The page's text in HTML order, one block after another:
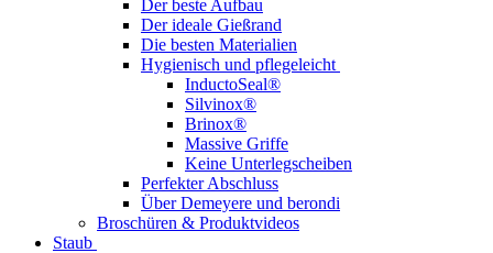
Der beste Aufbau
Der ideale Gießrand
Die besten Materialien
Hygienisch und pflegeleicht
InductoSeal®
Silvinox®
Brinox®
Massive Griffe
Keine Unterlegscheiben
Perfekter Abschluss
Über Demeyere und berondi
Broschüren & Produktvideos
Staub